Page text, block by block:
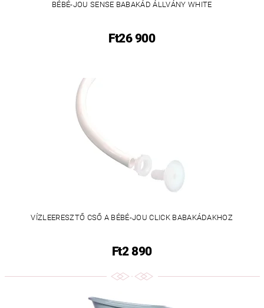
BÉBÉ-JOU SENSE BABAKÁD ÁLLVÁNY WHITE
Ft26 900
VÍZLEERESZTŐ CSŐ A BÉBÉ-JOU CLICK BABAKÁDAKHOZ
Ft2 890